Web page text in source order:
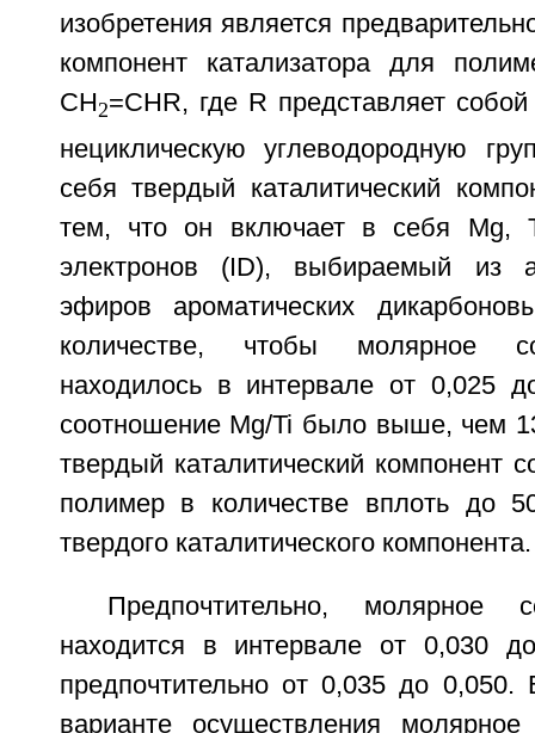
изобретения является
компонент катализатора для
СН2=CHR, где R представляет
нециклическую углеводородную
себя твердый каталитический
тем, что он включает в себя Mg,
электронов (ID), выбираемый из
эфиров ароматических
количестве, чтобы молярное
находилось в интервале от 0,025
соотношение Mg/Ti было выше, чем
твердый каталитический компонент
полимер в количестве вплоть до
твердого каталитического компонента.
Предпочтительно, молярное
находится в интервале от 0,030
предпочтительно от 0,035 до 0,050.
варианте осуществления